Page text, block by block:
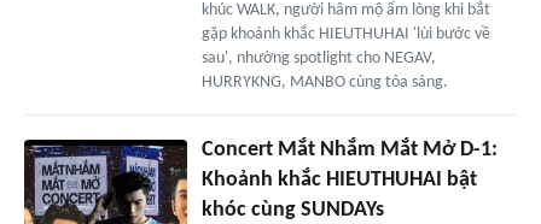
khúc WALK, người hâm mộ ấm lòng khi bắt
gặp khoảnh khắc HIEUTHUHAI 'lùi bước về
sau', nhường spotlight cho NEGAV,
HURRYKNG, MANBO cùng tỏa sáng.
Concert Mắt Nhắm Mắt Mở D-1:
Khoảnh khắc HIEUTHUHAI bật
khóc cùng SUNDAYs